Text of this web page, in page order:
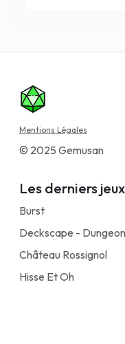
Mentions Légales
© 2025 Gemusan
Les derniers jeux
Burst
Deckscape - Dungeon
Château Rossignol
Hisse Et Oh